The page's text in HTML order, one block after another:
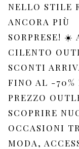
NELLO STILE
ANCORA PIÙ
SORPRESE! ☀️
CILENTO
SCONTI
FINO AL -70%
PREZZO
SCOPRIRE
OCCASIONI
MODA,